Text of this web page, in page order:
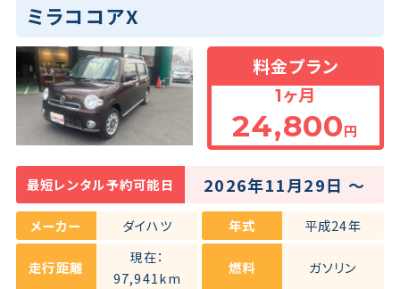
保険・補償
よくある質問
お問い合わせチャット
店舗一覧
ご利用案内
ミラココアX
最短レンタル予約可能日 2026年11月29日 ～
メーカー ダイハツ 年式 平成24年
走行距離
現在：
97,941km
燃料 ガソリン
料金プラン
1ヶ月
24,800円